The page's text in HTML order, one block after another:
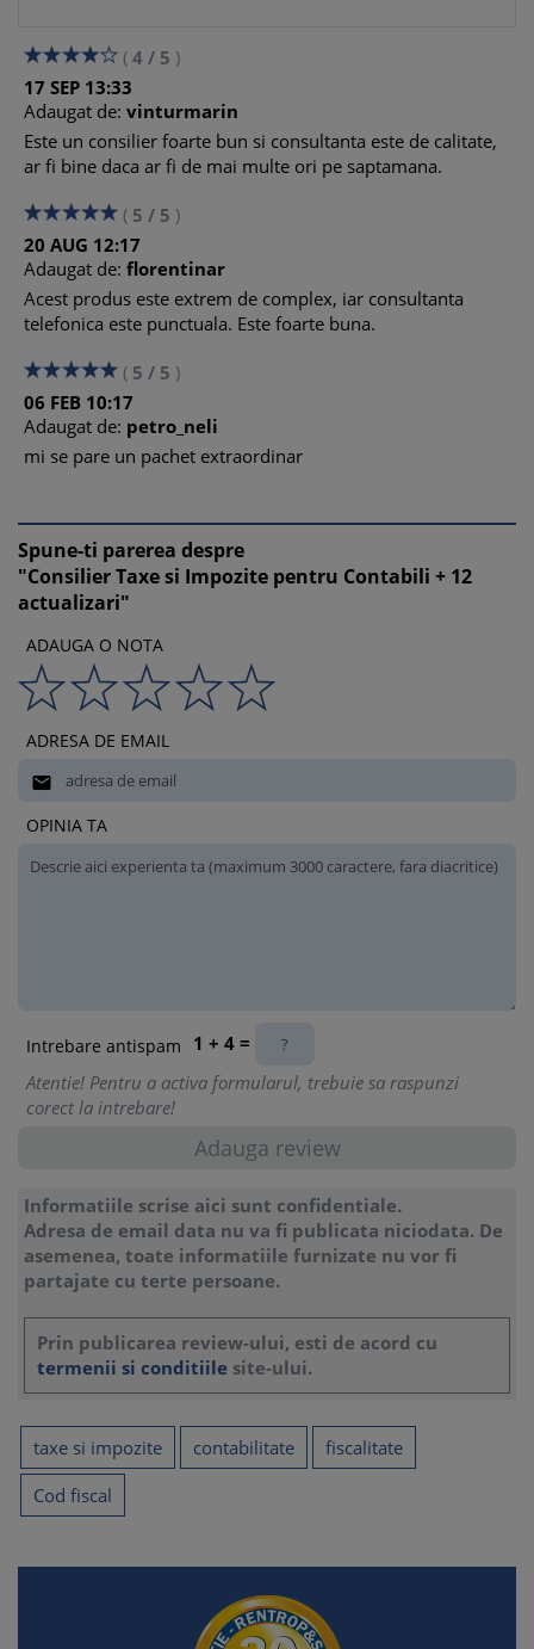
( 4 / 5 )
17 SEP 13:33
Adaugat de: vinturmarin
Este un consilier foarte bun si consultanta este de calitate,
ar fi bine daca ar fi de mai multe ori pe saptamana.
( 5 / 5 )
20 AUG 12:17
Adaugat de: florentinar
Acest produs este extrem de complex, iar consultanta
telefonica este punctuala. Este foarte buna.
( 5 / 5 )
06 FEB 10:17
Adaugat de: petro_neli
mi se pare un pachet extraordinar
Spune-ti parerea despre
"Consilier Taxe si Impozite pentru Contabili + 12
actualizari"
ADAUGA O NOTA
ADRESA DE EMAIL

OPINIA TA
Intrebare antispam
1 + 4 =
Atentie! Pentru a activa formularul, trebuie sa raspunzi
corect la intrebare!
Informatiile scrise aici sunt confidentiale.
Adresa de email data nu va fi publicata niciodata. De
asemenea, toate informatiile furnizate nu vor fi
partajate cu terte persoane.
Prin publicarea review-ului, esti de acord cu
termenii si conditiile site-ului.
taxe si impozite contabilitate
fiscalitate
Cod fiscal